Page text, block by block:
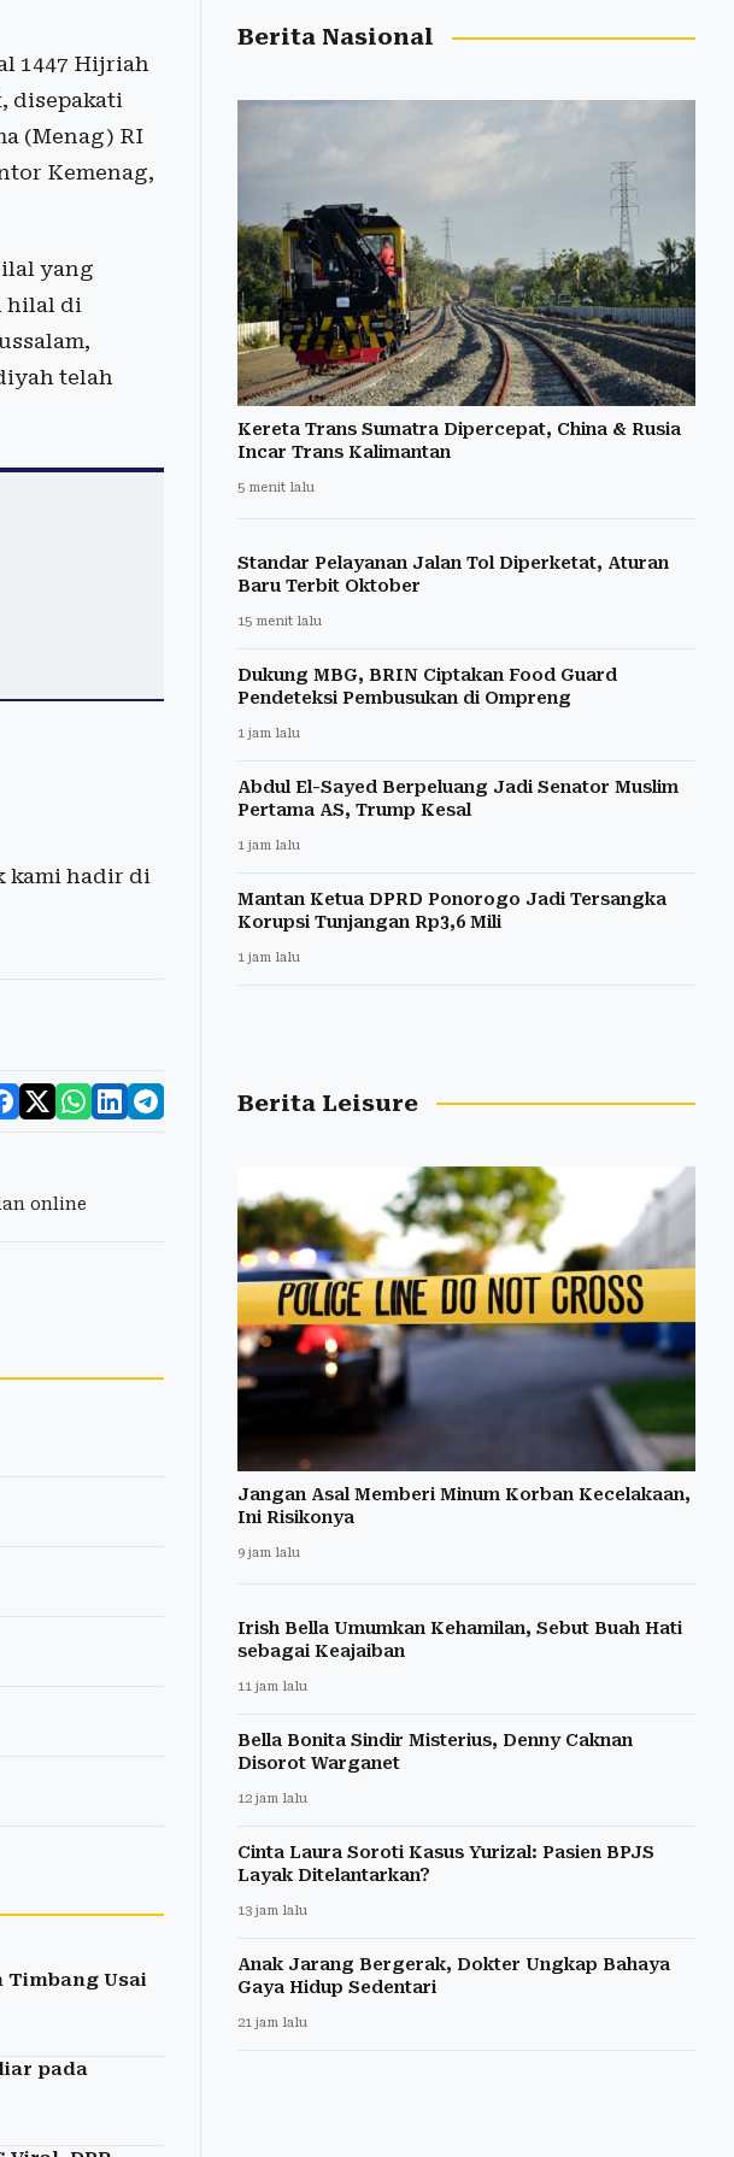
1447 Hijriah
disepakati
(Menag) RI
Kemenag,
yang
hilal di
telah
kami hadir di
online
Timbang Usai
pada
Berita Nasional
Kereta Trans Sumatra Dipercepat, China & Rusia
Incar Trans Kalimantan
5 menit lalu
Standar Pelayanan Jalan Tol Diperketat, Aturan
Baru Terbit Oktober
15 menit lalu
Dukung MBG, BRIN Ciptakan Food Guard
Pendeteksi Pembusukan di Ompreng
1 jam lalu
Abdul El-Sayed Berpeluang Jadi Senator Muslim
Pertama AS, Trump Kesal
1 jam lalu
Mantan Ketua DPRD Ponorogo Jadi Tersangka
Korupsi Tunjangan Rp3,6 Mili
1 jam lalu
Berita Leisure
Jangan Asal Memberi Minum Korban Kecelakaan,
Ini Risikonya
9 jam lalu
Irish Bella Umumkan Kehamilan, Sebut Buah Hati
sebagai Keajaiban
11 jam lalu
Bella Bonita Sindir Misterius, Denny Caknan
Disorot Warganet
12 jam lalu
Cinta Laura Soroti Kasus Yurizal: Pasien BPJS
Layak Ditelantarkan?
13 jam lalu
Anak Jarang Bergerak, Dokter Ungkap Bahaya
Gaya Hidup Sedentari
21 jam lalu